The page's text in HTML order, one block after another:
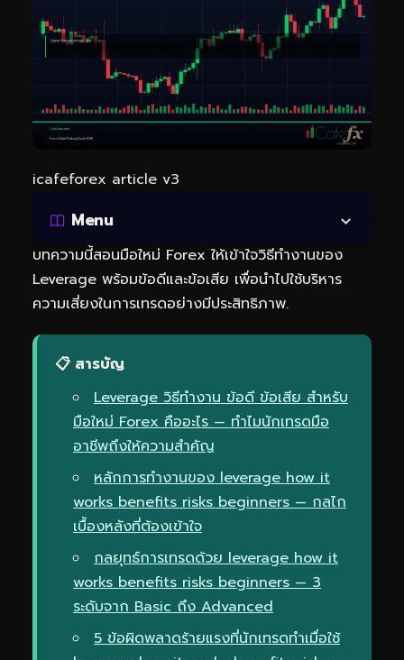
icafeforex article v3
Menu
บทความนี้สอนมือใหม่ Forex ให้เข้าใจวิธีทำงานของ
Leverage พร้อมข้อดีและข้อเสีย เพื่อนำไปใช้บริหาร
ความเสี่ยงในการเทรดอย่างมีประสิทธิภาพ.
📋 สารบัญ
Leverage วิธีทำงาน ข้อดี ข้อเสีย สำหรับ
มือใหม่ Forex คืออะไร — ทำไมนักเทรดมือ
อาชีพถึงให้ความสำคัญ
หลักการทำงานของ leverage how it
works benefits risks beginners — กลไก
เบื้องหลังที่ต้องเข้าใจ
กลยุทธ์การเทรดด้วย leverage how it
works benefits risks beginners — 3
ระดับจาก Basic ถึง Advanced
5 ข้อผิดพลาดร้ายแรงที่นักเทรดทำเมื่อใช้